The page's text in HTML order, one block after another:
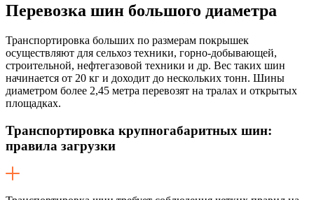
Перевозка шин большого диаметра
Транспортировка больших по размерам покрышек
осуществляют для сельхоз техники, горно-добывающей,
строительной, нефтегазовой техники и др. Вес таких шин
начинается от 20 кг и доходит до нескольких тонн. Шины
диаметром более 2,45 метра перевозят на тралах и открытых
площадках.
Транспортировка крупногабаритных шин:
правила загрузки